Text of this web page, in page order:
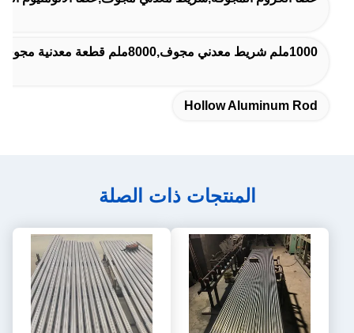
1000ملم شريط معدني مجوف,8000ملم قطعة معدنية مجوفة,عصا صلبة مغلفة بالكروم
Hollow Aluminum Rod
المنتجات ذات الصلة